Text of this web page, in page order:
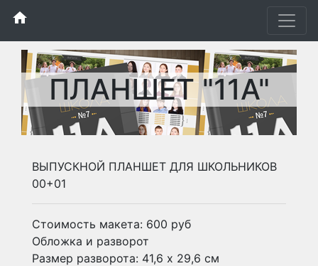
home
ПЛАНШЕТ "11А"
ВЫПУСКНОЙ ПЛАНШЕТ ДЛЯ ШКОЛЬНИКОВ
00+01
Стоимость макета: 600 руб
Обложка и разворот
Размер разворота: 41,6 х 29,6 см